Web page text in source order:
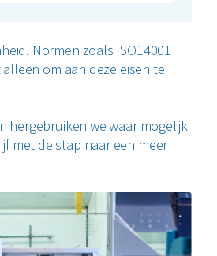
Normen zoals ISO14001
om aan deze eisen te
hergebruiken we waar mogelijk
met de stap naar een meer